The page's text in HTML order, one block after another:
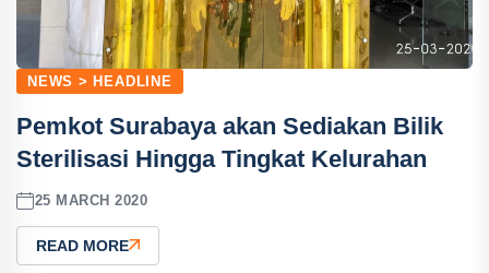
NEWS > HEADLINE
Pemkot Surabaya akan Sediakan Bilik
Sterilisasi Hingga Tingkat Kelurahan
25 MARCH 2020
READ MORE